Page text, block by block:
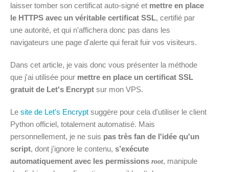
laisser tomber son certificat auto-signé et mettre en place
le HTTPS avec un véritable certificat SSL, certifié par
une autorité, et qui n'affichera donc pas dans les
navigateurs une page d'alerte qui ferait fuir vos visiteurs.
Dans cet article, je vais donc vous présenter la méthode
que j'ai utilisée pour mettre en place un certificat SSL
gratuit de Let's Encrypt sur mon VPS.
Le site de Let's Encrypt suggère pour cela d'utiliser le client
Python officiel, totalement automatisé. Mais
personnellement, je ne suis pas très fan de l'idée qu'un
script, dont j'ignore le contenu, s’exécute
automatiquement avec les permissions root, manipule